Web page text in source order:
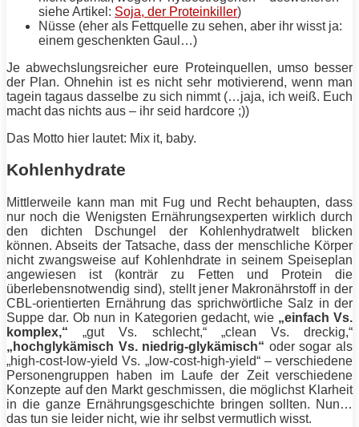
siehe Artikel: Soja, der Proteinkiller)
Nüsse (eher als Fettquelle zu sehen, aber ihr wisst ja:
einem geschenkten Gaul…)
Je abwechslungsreicher eure Proteinquellen, umso besser
der Plan. Ohnehin ist es nicht sehr motivierend, wenn man
tagein tagaus dasselbe zu sich nimmt (…jaja, ich weiß. Euch
macht das nichts aus – ihr seid hardcore ;))
Das Motto hier lautet: Mix it, baby.
Kohlenhydrate
Mittlerweile kann man mit Fug und Recht behaupten, dass
nur noch die Wenigsten Ernährungsexperten wirklich durch
den dichten Dschungel der Kohlenhydratwelt blicken
können. Abseits der Tatsache, dass der menschliche Körper
nicht zwangsweise auf Kohlenhdrate in seinem Speiseplan
angewiesen ist (konträr zu Fetten und
Protein die
überlebensnotwendig sind), stellt jener Makronährstoff in der
CBL-orientierten Ernährung das sprichwörtliche Salz in der
Suppe dar. Ob nun in Kategorien gedacht, wie „einfach Vs.
komplex,“ „gut Vs. schlecht,“ „clean Vs. dreckig,“
„hochglykämisch Vs. niedrig-glykämisch“ oder sogar als
„high-cost-low-yield Vs. „low-cost-high-yield“ – verschiedene
Personengruppen haben im Laufe der Zeit verschiedene
Konzepte auf den Markt geschmissen, die möglichst Klarheit
in die ganze Ernährungsgeschichte bringen sollten. Nun…
das tun sie leider nicht, wie ihr selbst vermutlich wisst.